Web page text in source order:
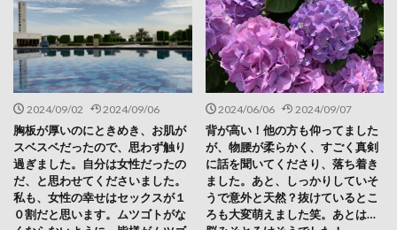
2024/09/02 2024/09/06
胸板が厚いのにときめき、お肌が
スベスベだったので、思わず触り
過ぎました。自分は女性だったの
だ、と思わせてくださいました。
私も、女性の幸せはセックスが１
０割だと思います。ムツゴトがな
2024/06/06 2024/09/07
背が高い！他の方も仰ってました
が、物腰が柔らかく、すごく真剣
に話を聞いてくださり、落ち着き
ました。あと、しっかりしていそ
うで意外と天然？抜けているとこ
ろも大変萌えました笑。あとは…